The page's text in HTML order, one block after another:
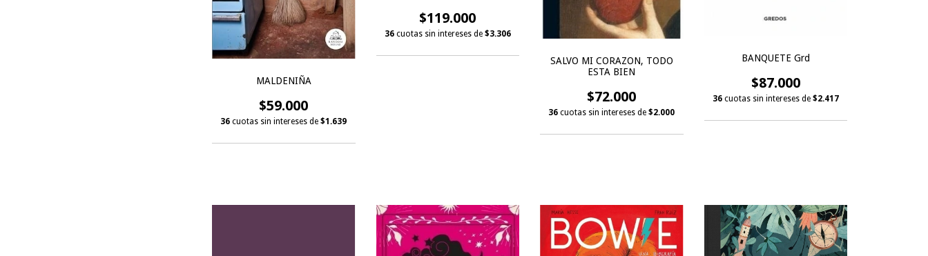
MALDENIÑA
$59.000
36 cuotas sin intereses de$1.639
$119.000
36 cuotas sin intereses de $3.306
SALVO MI CORAZON, TODO
ESTA BIEN
$72.000
36 cuotas sin intereses de$2.000
BANQUETE Grd
$87.000
36 cuotas sin intereses de $2.417